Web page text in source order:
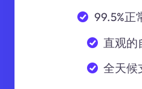
99.5%正
直观的
全天候